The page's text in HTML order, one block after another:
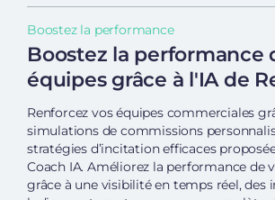
Boostez la performance
Boostez la performance
équipes grâce à l'IA de
Renforcez vos équipes commerciales
simulations de commissions
stratégies d’incitation efficaces
Coach IA. Améliorez la performance de
grâce à une visibilité en temps réel, des